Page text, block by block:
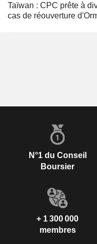
Taïwan : CPC prête à
cas de réouverture
N°1 du Conseil
Boursier
+ 1 300 000
membres